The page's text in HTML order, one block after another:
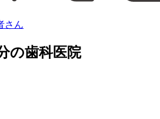
さん
の歯科医院